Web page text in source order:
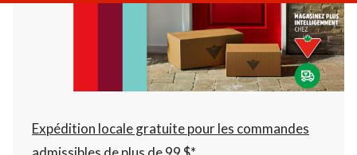
AB,
Ouvert,
Fermeture
à
22:00
changer
Expédition locale gratuite pour les commandes